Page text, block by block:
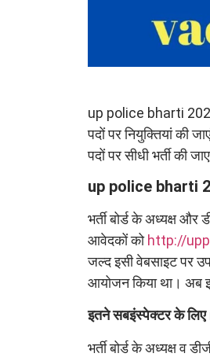
up police bharti 2025:
पदों पर नियुक्तियां की
पदों पर सीधी भर्ती की
up police bharti
भर्ती बोर्ड के अध्यक्ष
आवेदकों को http://
जल्द इसी वेबसाइट पर
आयोजन किया था। अब
इतने सबइंस्पेक्टर के
भर्ती बोर्ड के अध्यक्ष व